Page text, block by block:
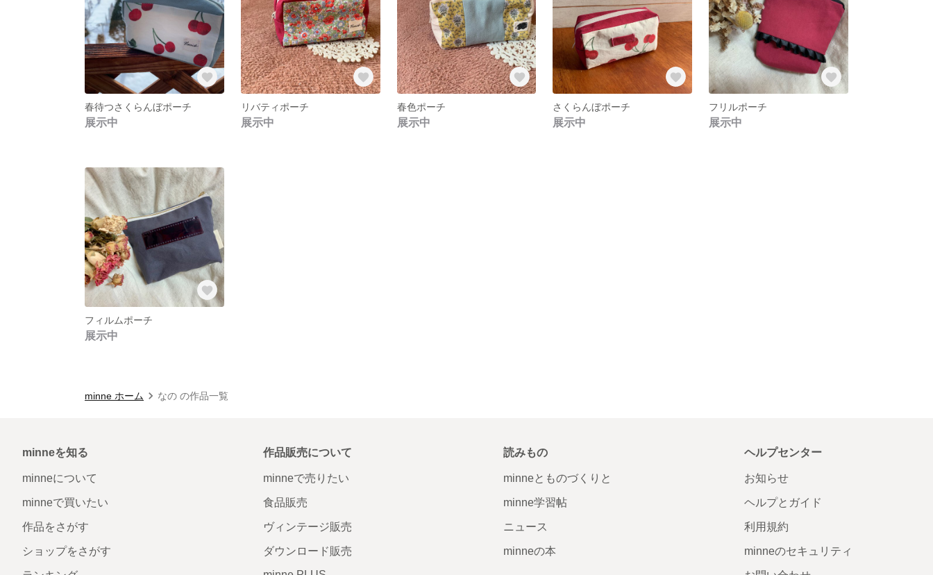
春待つさくらんぼポーチ
展示中
リバティポーチ
展示中
春色ポーチ
展示中
さくらんぼポーチ
展示中
フリルポーチ
展示中
フィルムポーチ
展示中
minne ホーム なの の作品一覧
minneを知る
minneについて
minneで買いたい
作品をさがす
ショップをさがす
作品販売について
minneで売りたい
食品販売
ヴィンテージ販売
ダウンロード販売
読みもの
minneとものづくりと
minne学習帖
ニュース
minneの本
ヘルプセンター
お知らせ
ヘルプとガイド
利用規約
minneのセキュリティ